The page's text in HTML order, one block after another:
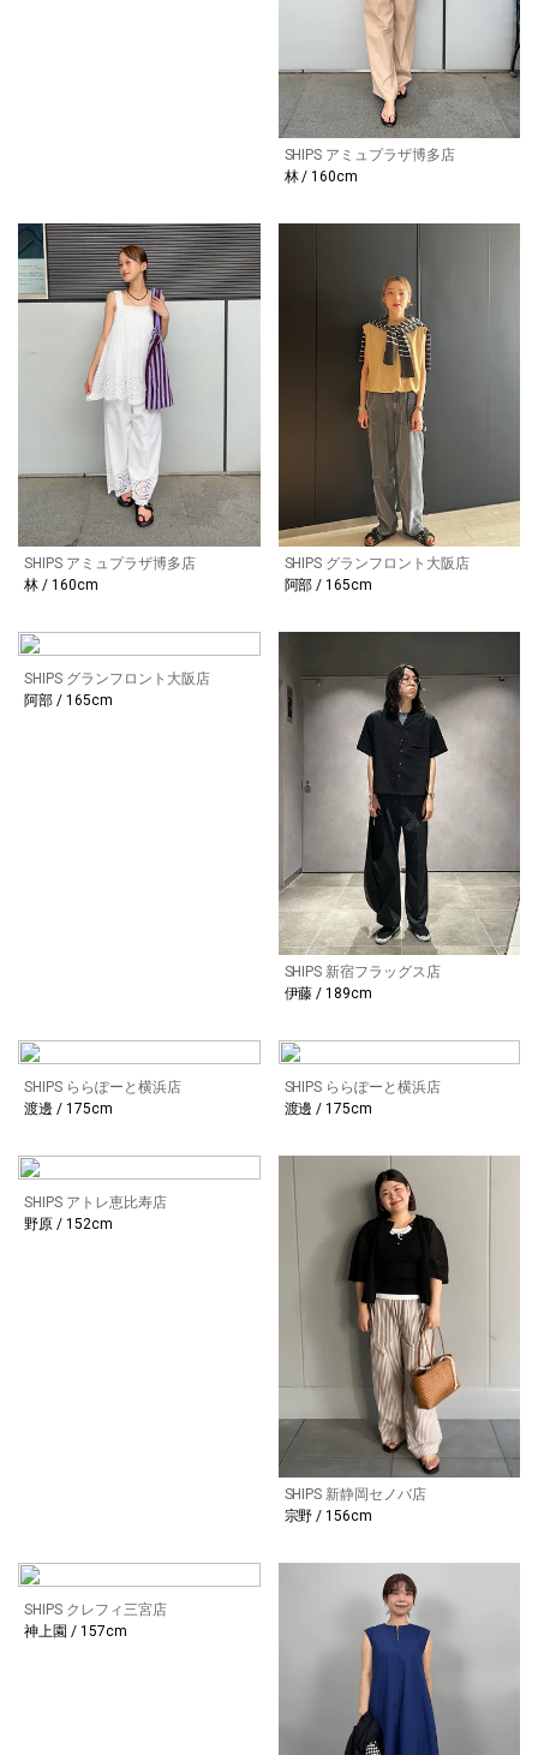
SHIPS アミュプラザ博多店
林 / 160cm
SHIPS アミュプラザ博多店
林 / 160cm
SHIPS グランフロント大阪店
阿部 / 165cm
SHIPS グランフロント大阪店
阿部 / 165cm
SHIPS 新宿フラッグス店
伊藤 / 189cm
SHIPS ららぽーと横浜店
渡邊 / 175cm
SHIPS ららぽーと横浜店
渡邊 / 175cm
SHIPS アトレ恵比寿店
野原 / 152cm
SHIPS 新静岡セノバ店
宗野 / 156cm
SHIPS クレフィ三宮店
神上園 / 157cm